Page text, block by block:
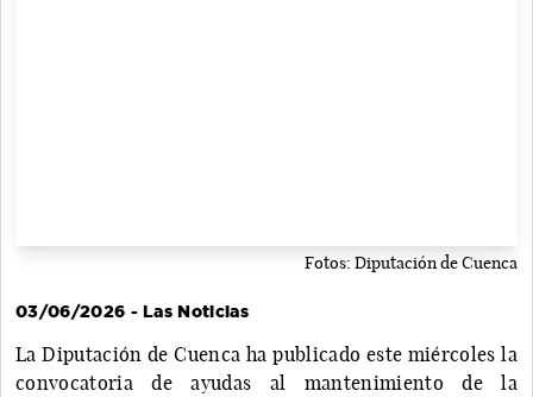
Fotos: Diputación de Cuenca
03/06/2026 - Las Noticias
La Diputación de Cuenca ha publicado este miércoles la
convocatoria de ayudas al mantenimiento de la